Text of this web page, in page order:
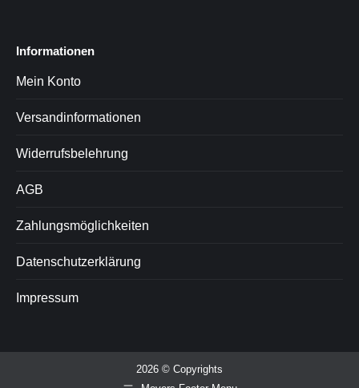
Informationen
Mein Konto
Versandinformationen
Widerrufsbelehrung
AGB
Zahlungsmöglichkeiten
Datenschutzerklärung
Impressum
2026 © Copyrights